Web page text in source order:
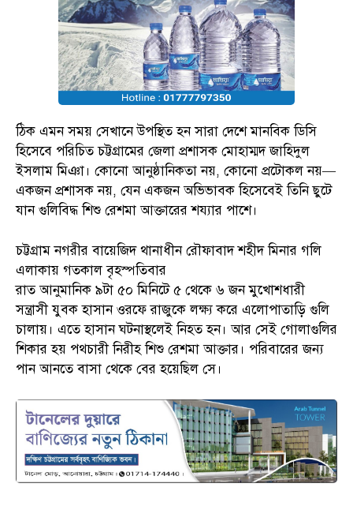
ঠিক এমন সময় সেখানে উপস্থিত হন সারা দেশে মানবিক ডিসি
হিসেবে পরিচিত চট্টগ্রামের জেলা প্রশাসক মোহাম্মদ জাহিদুল
ইসলাম মিঞা। কোনো আনুষ্ঠানিকতা নয়, কোনো প্রটোকল নয়—
একজন প্রশাসক নয়, যেন একজন অভিভাবক হিসেবেই তিনি ছুটে
যান গুলিবিদ্ধ শিশু রেশমা আক্তারের শয্যার পাশে।
চট্টগ্রাম নগরীর বায়েজিদ থানাধীন রৌফাবাদ শহীদ মিনার গলি
এলাকায় গতকাল বৃহস্পতিবার
রাত আনুমানিক ৯টা ৫০ মিনিটে ৫ থেকে ৬ জন মুখোশধারী
সন্ত্রাসী যুবক হাসান ওরফে রাজুকে লক্ষ্য করে এলোপাতাড়ি গুলি
চালায়। এতে হাসান ঘটনাস্থলেই নিহত হন। আর সেই গোলাগুলির
শিকার হয় পথচারী নিরীহ শিশু রেশমা আক্তার। পরিবারের জন্য
পান আনতে বাসা থেকে বের হয়েছিল সে।